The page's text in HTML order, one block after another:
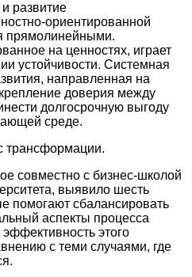
развитие
ориентированной
прямолинейными.
на ценностях, играет
устойчивости. Системная
направленная на
доверия между
долгосрочную выгоду
среде.
трансформации.
совместно с бизнес-школой
выявило шесть
помогают сбалансировать
аспекты процесса
этого
с теми случаями, где